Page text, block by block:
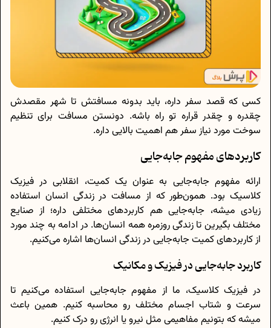
کسی که قصد سفر داره، باید بدونه مسافتش تا شهر مقصدش
چقدره و چقدر قراره تو راه باشه. دونستن مسافت برای تنظیم
سوخت مورد نیاز سفر هم اهمیت بالایی داره.
کاربردهای مفهوم جابه‌جایی
ارائه مفهوم جابه‌جایی به عنوان یک کمیت، انقلابی در فیزیک
کلاسیک بود. همون‌طور که از مسافت در زندگی انسان استفاده
زیادی میشه، جابه‌جایی هم کاربردهای مختلفی داره؛ از صنایع
مختلف بگیرین تا زندگی روزمره همه انسان‌ها. در ادامه به چند مورد
از کاربردهای کمیت جابه‌جایی در زندگی انسان‌ها اشاره می‌کنیم.
کاربرد جابه‌جایی در فیزیک و مکانیک
در فیزیک کلاسیک، ما از مفهوم جابه‌جایی استفاده می‌کنیم تا
سرعت و شتاب اجسام مختلف رو محاسبه کنیم. همین باعث
میشه که بتونیم مفاهیمی مثل نیرو یا انرژی رو درک کنیم.